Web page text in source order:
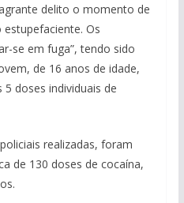
delito o momento de
Os
se em fuga”, tendo sido
de 16 anos de idade,
doses individuais de
realizadas, foram
de 130 doses de cocaína,